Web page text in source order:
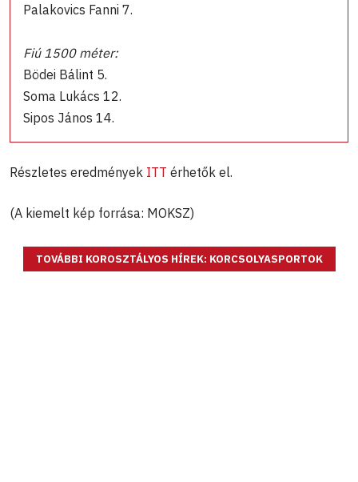
Palakovics Fanni 7.
Fiú 1500 méter:
Bödei Bálint 5.
Soma Lukács 12.
Sipos János 14.
Részletes eredmények ITT érhetők el.
(A kiemelt kép forrása: MOKSZ)
TOVÁBBI KOROSZTÁLYOS HÍREK: KORCSOLYASPORTOK